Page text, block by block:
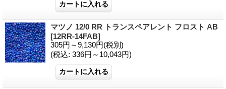
マツノ 12/0 RR トランスペアレント フロスト AB
[12RR-14FAB]
305円～9,130円(税別)
(税込: 336円～10,043円)